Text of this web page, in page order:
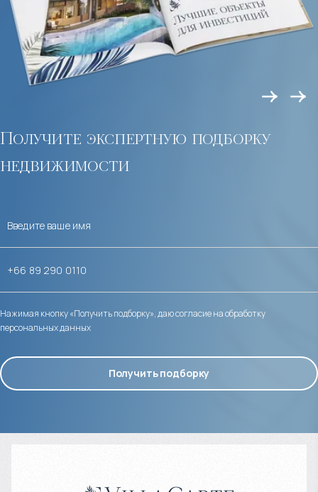
Получите экспертную подборку
недвижимости
Нажимая кнопку «Получить подборку», даю согласие на обработку
персональных данных
Получить подборку